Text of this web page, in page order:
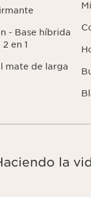
- Base híbrida
en 1
mate de larga
la